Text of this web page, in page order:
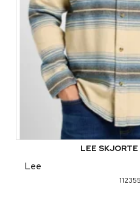
LEE
Lee